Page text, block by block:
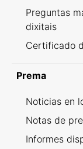
Preguntas
dixitais
Certificado
Prema
Noticias en
Notas de
Informes